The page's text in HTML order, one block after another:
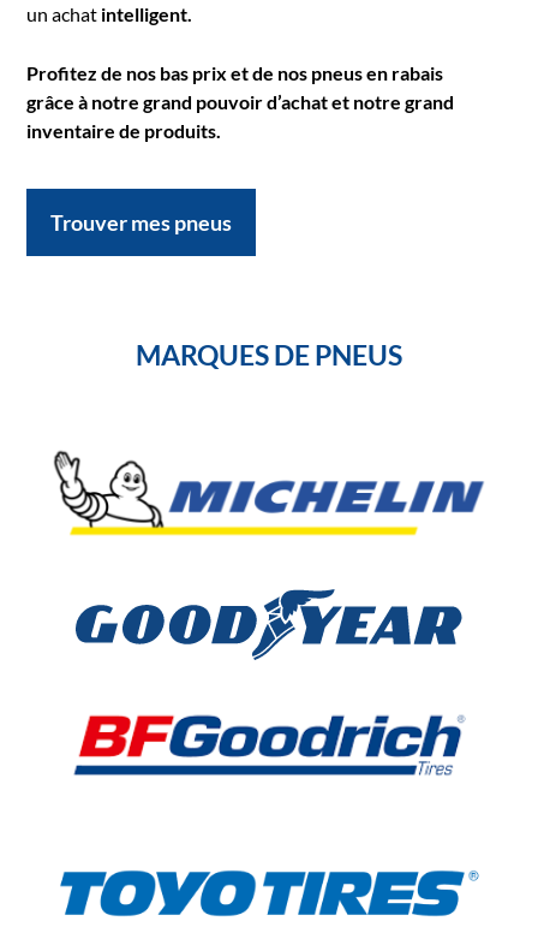
un achat intelligent.
Profitez de nos bas prix et de nos pneus en rabais
grâce à notre grand pouvoir d’achat et notre grand
inventaire de produits.
Trouver mes pneus
MARQUES DE PNEUS